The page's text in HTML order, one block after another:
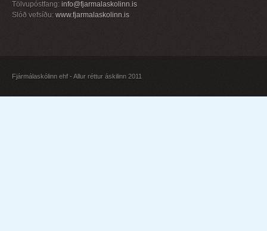
Tölvupóstfang: info@fjarmalaskolinn.is
Slóð vefsíðu: www.fjarmalaskolinn.is
Fjármálaskólinn ehf - Allur réttur áskilinn 2011